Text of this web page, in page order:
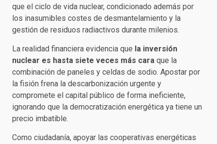
que el ciclo de vida nuclear, condicionado además por
los inasumibles costes de desmantelamiento y la
gestión de residuos radiactivos durante milenios.
La realidad financiera evidencia que la inversión
nuclear es hasta siete veces más cara que la
combinación de paneles y celdas de sodio. Apostar por
la fisión frena la descarbonización urgente y
compromete el capital público de forma ineficiente,
ignorando que la democratización energética ya tiene un
precio imbatible.
Como ciudadanía, apoyar las cooperativas energéticas